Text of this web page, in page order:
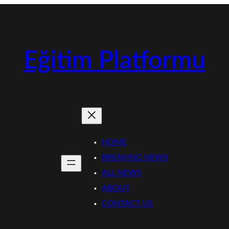
Eğitim Platformu
HOME
BREAKING NEWS
ALL NEWS
ABOUT
CONTACT US